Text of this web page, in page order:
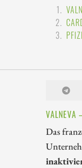
VALNEVA
Das